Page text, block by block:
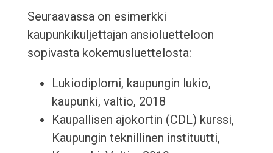
Seuraavassa on esimerkki
kaupunkikuljettajan ansioluetteloon
sopivasta kokemusluettelosta:
Lukiodiplomi, kaupungin lukio,
kaupunki, valtio, 2018
Kaupallisen ajokortin (CDL) kurssi,
Kaupungin teknillinen instituutti,